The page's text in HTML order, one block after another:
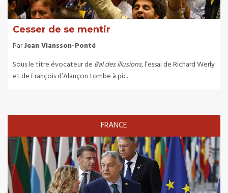
Cesser de se mentir
ParJean Viansson-Ponté
Sous le titre évocateur de Bal des illusions, l’essai de Richard Werly
et de François d’Alançon tombe à pic.
FRANCE